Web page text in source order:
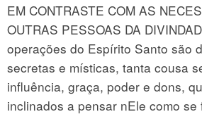
EM CONTRASTE COM AS
OUTRAS PESSOAS DA
operações do Espírito Santo são
secretas e místicas, tanta cousa
influência, graça, poder e dons,
inclinados a pensar nEle como se